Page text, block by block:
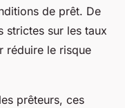
de prêt. De
strictes sur les taux
réduire le risque
prêteurs, ces